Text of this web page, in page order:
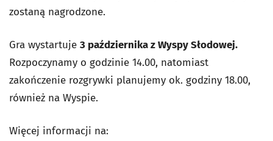
zostaną nagrodzone.
Gra wystartuje 3 października z Wyspy Słodowej.
Rozpoczynamy o godzinie 14.00, natomiast
zakończenie rozgrywki planujemy ok. godziny 18.00,
również na Wyspie.
Więcej informacji na: